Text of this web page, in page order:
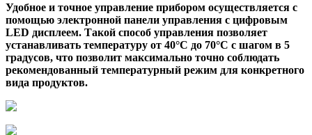
Удобное и точное управление прибором осуществляется с
помощью электронной панели управления с цифровым
LED дисплеем. Такой способ управления позволяет
устанавливать температуру от 40°C до 70°C с шагом в 5
градусов, что позволит максимально точно соблюдать
рекомендованный температурный режим для конкретного
вида продуктов.